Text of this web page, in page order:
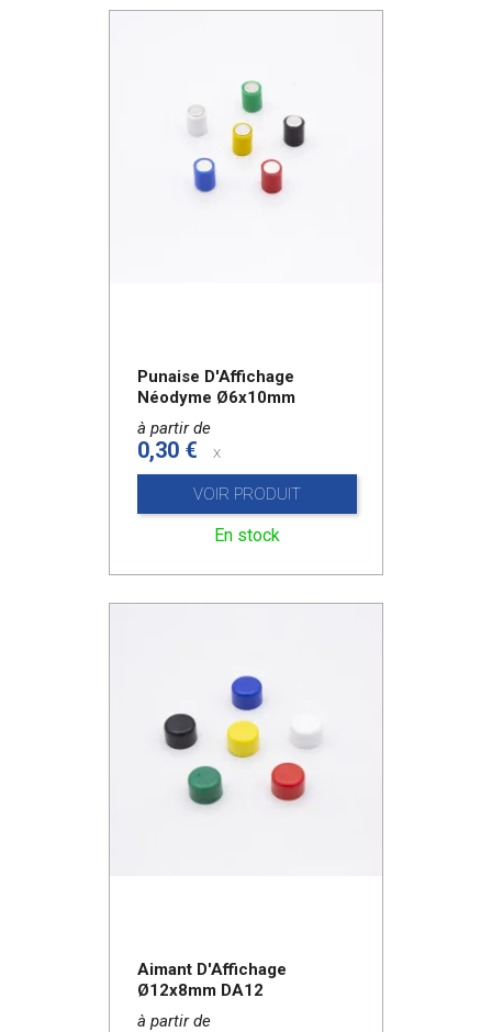
Punaise D'Affichage
Néodyme Ø6x10mm
à partir de
0,30 € x
VOIR PRODUIT
En stock
Aimant D'Affichage
Ø12x8mm DA12
à partir de